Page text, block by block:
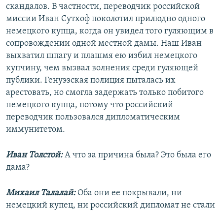
скандалов. В частности, переводчик российской
миссии Иван Сутхоф поколотил прилюдно одного
немецкого купца, когда он увидел того гуляющим в
сопровождении одной местной дамы. Наш Иван
выхватил шпагу и плашмя ею избил немецкого
купчину, чем вызвал волнения среди гуляющей
публики. Генуэзская полиция пыталась их
арестовать, но смогла задержать только побитого
немецкого купца, потому что российский
переводчик пользовался дипломатическим
иммунитетом.
Иван Толстой:А что за причина была? Это была его
дама?
Михаил Талалай: Оба они ее покрывали, ни
немецкий купец, ни российский дипломат не стали